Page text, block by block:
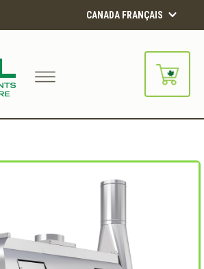
CANADA FRANÇAIS
votre compréhension.